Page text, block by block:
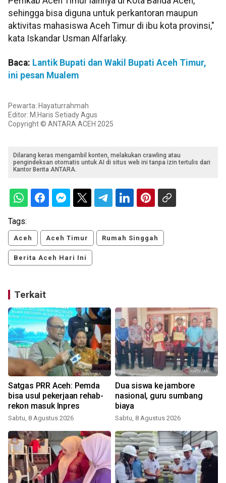
sehingga bisa diguna untuk perkantoran maupun
aktivitas mahasiswa Aceh Timur di ibu kota provinsi,"
kata Iskandar Usman Alfarlaky.
Baca: Lantik Bupati dan Wakil Bupati Aceh Timur,
ini pesan Mualem
Pewarta: Hayaturrahmah
Editor: M.Haris Setiady Agus
Copyright © ANTARA ACEH 2025
Dilarang keras mengambil konten, melakukan crawling atau
pengindeksan otomatis untuk AI di situs web ini tanpa izin tertulis dari
Kantor Berita ANTARA.
Tags:
Aceh Aceh Timur Rumah Singgah
Berita Aceh Hari Ini
Terkait
Satgas PRR Aceh: Pemda
bisa usul pekerjaan rehab-
rekon masuk Inpres
Sabtu, 8 Agustus 2026
Dua siswa ke jambore
nasional, guru sumbang
biaya
Sabtu, 8 Agustus 2026